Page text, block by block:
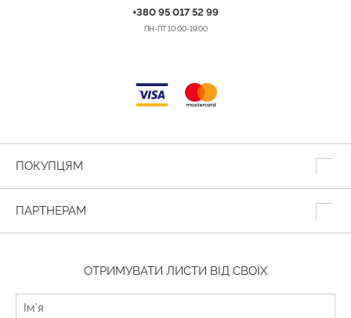
+380 95 017 52 99
ПН-ПТ 10:00-19:00
ПОКУПЦЯМ
ПАРТНЕРАМ
ОТРИМУВАТИ ЛИСТИ ВІД СВОЇХ